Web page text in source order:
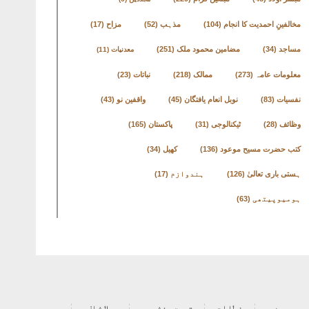
مخالفینِ احمدیت کا انجام (104) مذہب(52) مزاح(17)
مساجد(34) مضامین محمود ملک(251) معدنیات(11)
معلومات عامہ (273) ممالک(218) نباتات(23)
نفسیات(83) نوبل انعام یافتگان(45) واقفین نو (43)
وظائف(28) ٹیکنالوجی(31) پاکستان(165)
کتب حضرت مسیح موعود(136) کھیل (34)
ہستی باری تعالیٰ(126) ہندوازم (17)
ہومیوپیتھی (63)